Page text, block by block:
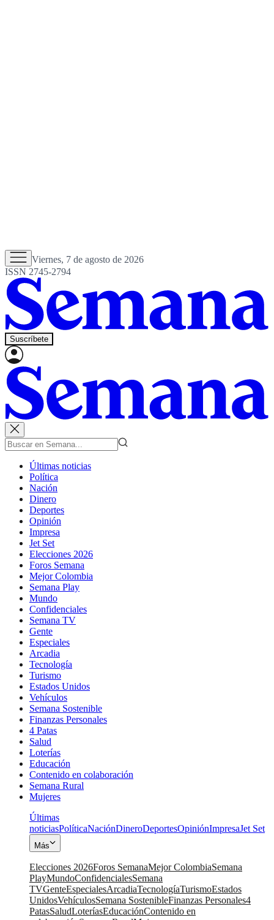
Viernes, 7 de agosto de 2026
ISSN 2745-2794
Suscríbete
Últimas noticias
Política
Nación
Dinero
Deportes
Opinión
Impresa
Jet Set
Elecciones 2026
Foros Semana
Mejor Colombia
Semana Play
Mundo
Confidenciales
Semana TV
Gente
Especiales
Arcadia
Tecnología
Turismo
Estados Unidos
Vehículos
Semana Sostenible
Finanzas Personales
4 Patas
Salud
Loterías
Educación
Contenido en colaboración
Semana Rural
Mujeres
Últimas
noticiasPolíticaNaciónDineroDeportesOpiniónImpresaJet Set
Más
Elecciones 2026Foros SemanaMejor ColombiaSemana
PlayMundoConfidencialesSemana
TVGenteEspecialesArcadiaTecnologíaTurismoEstados
UnidosVehículosSemana SostenibleFinanzas Personales4
PatasSaludLoteríasEducaciónContenido en